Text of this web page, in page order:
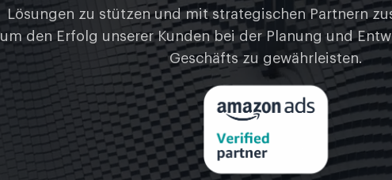
Lösungen zu stützen und mit strategischen Partnern
um den Erfolg unserer Kunden bei der Planung und
Geschäfts zu gewährleisten.